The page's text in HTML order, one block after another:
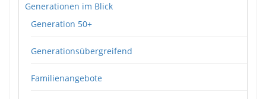
Generationen im Blick
Generation 50+
Generationsübergreifend
Familienangebote